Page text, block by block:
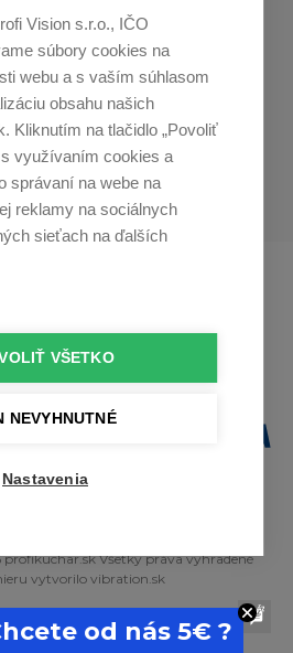
Vision s.r.o., IČO
súbory cookies na
webu a s vaším súhlasom
obsahu našich
Kliknutím na tlačidlo „Povoliť
využívaním cookies a
správaní na webe na
reklamy na sociálnych
sieťach na ďalších
VŠETKO
NEVYHNUTNÉ
Nastavenia
Všetky práva vyhradené
vytvorilo vibration.sk
od nás 5€ ?